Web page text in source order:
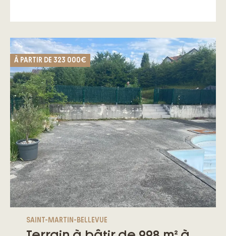
À PARTIR DE 323 000€
SAINT-MARTIN-BELLEVUE